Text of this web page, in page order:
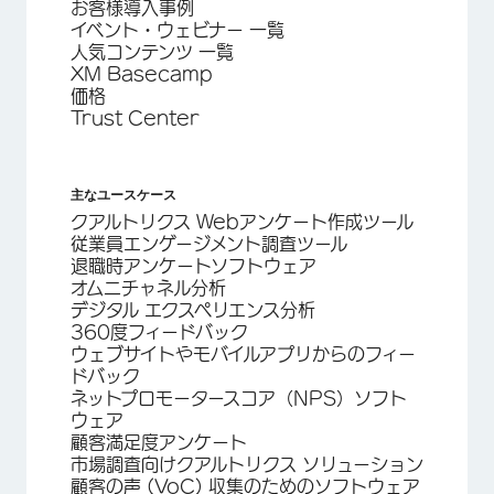
お客様導入事例
イベント・ウェビナー 一覧
人気コンテンツ 一覧
XM Basecamp
価格
Trust Center
主なユースケース
クアルトリクス Webアンケート作成ツール
従業員エンゲージメント調査ツール
退職時アンケートソフトウェア
オムニチャネル分析
デジタル エクスペリエンス分析
360度フィードバック
ウェブサイトやモバイルアプリからのフィー
ドバック
ネットプロモータースコア（NPS）ソフト
ウェア
顧客満足度アンケート
市場調査向けクアルトリクス ソリューション
顧客の声 (VoC) 収集のためのソフトウェア